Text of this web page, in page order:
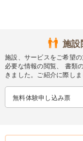
施設
施設、サービスをご希望
必要な情報の閲覧、 書類
きました。ご紹介に際し
無料体験申し込み票